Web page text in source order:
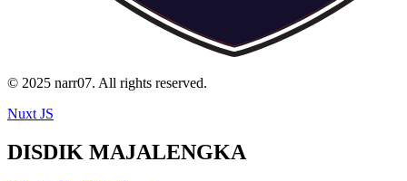
© 2025 narr07. All rights reserved.
Nuxt JS
DISDIK MAJALENGKA